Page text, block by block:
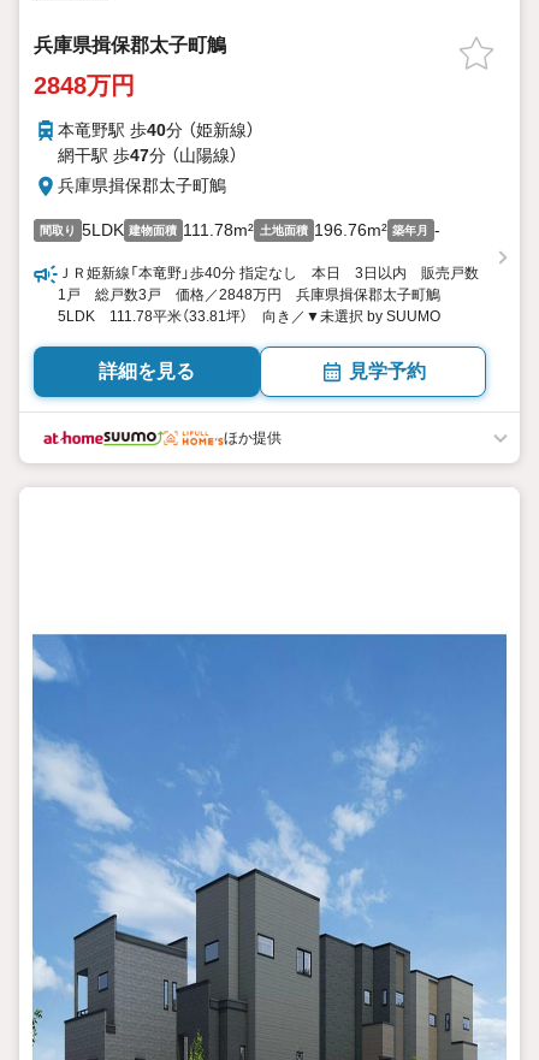
兵庫県揖保郡太子町鵤
2848万円
本竜野駅 歩40分 （姫新線）
網干駅 歩47分 （山陽線）
兵庫県揖保郡太子町鵤
間取り 5LDK 建物面積 111.78m² 土地面積 196.76m² 築年月 -
ＪＲ姫新線「本竜野」歩40分 指定なし 本日 3日以内 販売戸数
1戸 総戸数3戸 価格／2848万円 兵庫県揖保郡太子町鵤
5LDK 111.78平米（33.81坪） 向き／▼未選択 by SUUMO
詳細を見る 見学予約
ほか提供